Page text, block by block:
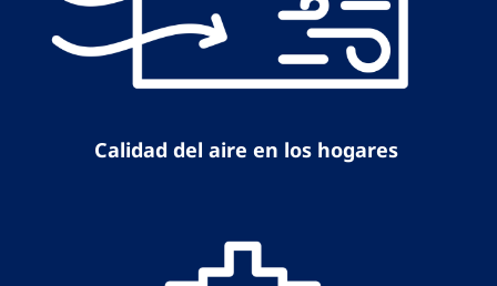
Calidad del aire en los hogares